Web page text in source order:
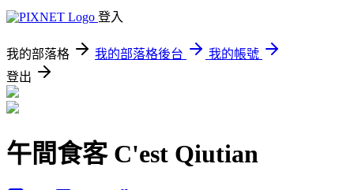
登入
我的部落格 我的部落格後台
我的帳號
登出
午間食客 C'est Qiutian